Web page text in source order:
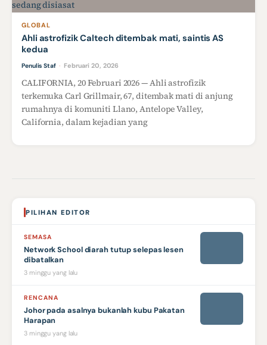
GLOBAL
Ahli astrofizik Caltech ditembak mati, saintis AS
kedua
Penulis Staf · Februari 20, 2026
CALIFORNIA, 20 Februari 2026 — Ahli astrofizik
terkemuka Carl Grillmair, 67, ditembak mati di anjung
rumahnya di komuniti Llano, Antelope Valley,
California, dalam kejadian yang
PILIHAN EDITOR
SEMASA
Network School diarah tutup selepas lesen
dibatalkan
3 minggu yang lalu
RENCANA
Johor pada asalnya bukanlah kubu Pakatan
Harapan
3 minggu yang lalu